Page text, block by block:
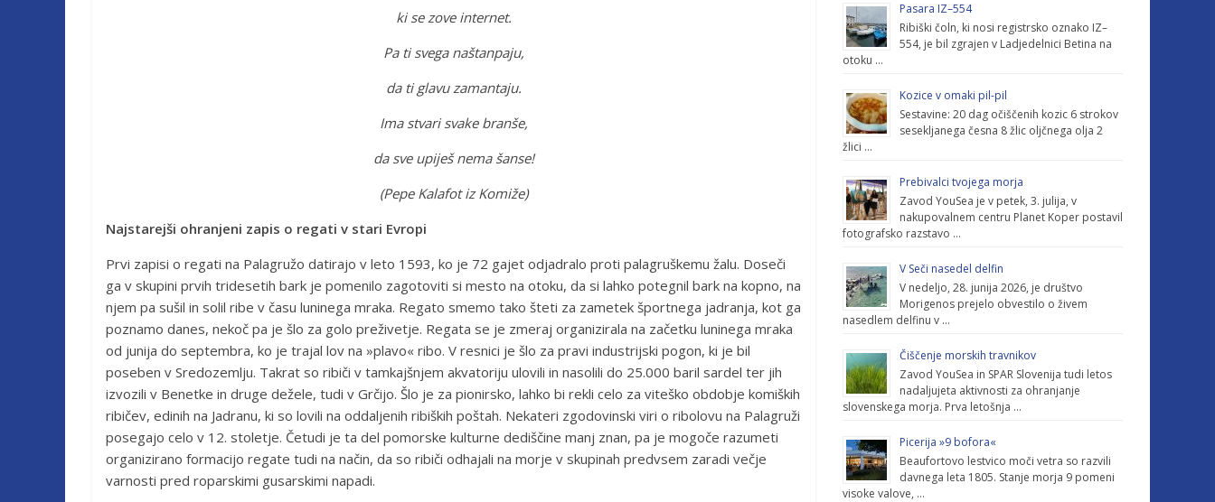
ki se zove internet.
Pa ti svega naštanpaju,
da ti glavu zamantaju.
Ima stvari svake branše,
da sve upiješ nema šanse!
(Pepe Kalafot iz Komiže)
Najstarejši ohranjeni zapis o regati v stari Evropi
Prvi zapisi o regati na Palagružo datirajo v leto 1593, ko je 72 gajet odjadralo proti palagruškemu žalu. Doseči
ga v skupini prvih tridesetih bark je pomenilo zagotoviti si mesto na otoku, da si lahko potegnil bark na kopno, na
njem pa sušil in solil ribe v času luninega mraka. Regato smemo tako šteti za zametek športnega jadranja, kot ga
poznamo danes, nekoč pa je šlo za golo preživetje. Regata se je zmeraj organizirala na začetku luninega mraka
od junija do septembra, ko je trajal lov na »plavo« ribo. V resnici je šlo za pravi industrijski pogon, ki je bil
poseben v Sredozemlju. Takrat so ribiči v tamkajšnjem akvatoriju ulovili in nasolili do 25.000 baril sardel ter jih
izvozili v Benetke in druge dežele, tudi v Grčijo. Šlo je za pionirsko, lahko bi rekli celo za viteško obdobje komiških
ribičev, edinih na Jadranu, ki so lovili na oddaljenih ribiških poštah. Nekateri zgodovinski viri o ribolovu na Palagruži
posegajo celo v 12. stoletje. Četudi je ta del pomorske kulturne dediščine manj znan, pa je mogoče razumeti
organizirano formacijo regate tudi na način, da so ribiči odhajali na morje v skupinah predvsem zaradi večje
varnosti pred roparskimi gusarskimi napadi.
Pasara IZ–554
Ribiški čoln, ki nosi registrsko oznako IZ–
554, je bil zgrajen v Ladjedelnici Betina na
otoku …
Kozice v omaki pil-pil
Sestavine: 20 dag očiščenih kozic 6 strokov
sesekljanega česna 8 žlic oljčnega olja 2
žlici …
Prebivalci tvojega morja
Zavod YouSea je v petek, 3. julija, v
nakupovalnem centru Planet Koper postavil
fotografsko razstavo …
V Seči nasedel delfin
V nedeljo, 28. junija 2026, je društvo
Morigenos prejelo obvestilo o živem
nasedlem delfinu v …
Čiščenje morskih travnikov
Zavod YouSea in SPAR Slovenija tudi letos
nadaljujeta aktivnosti za ohranjanje
slovenskega morja. Prva letošnja …
Picerija »9 bofora«
Beaufortovo lestvico moči vetra so razvili
davnega leta 1805. Stanje morja 9 pomeni
visoke valove, …